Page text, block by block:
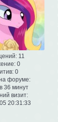
11
0
0
форуме:
36 минут
визит:
20:31:33